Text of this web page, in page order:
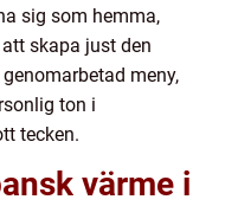
sig som hemma,
skapa just den
meny,
ton i
tecken.
värme i